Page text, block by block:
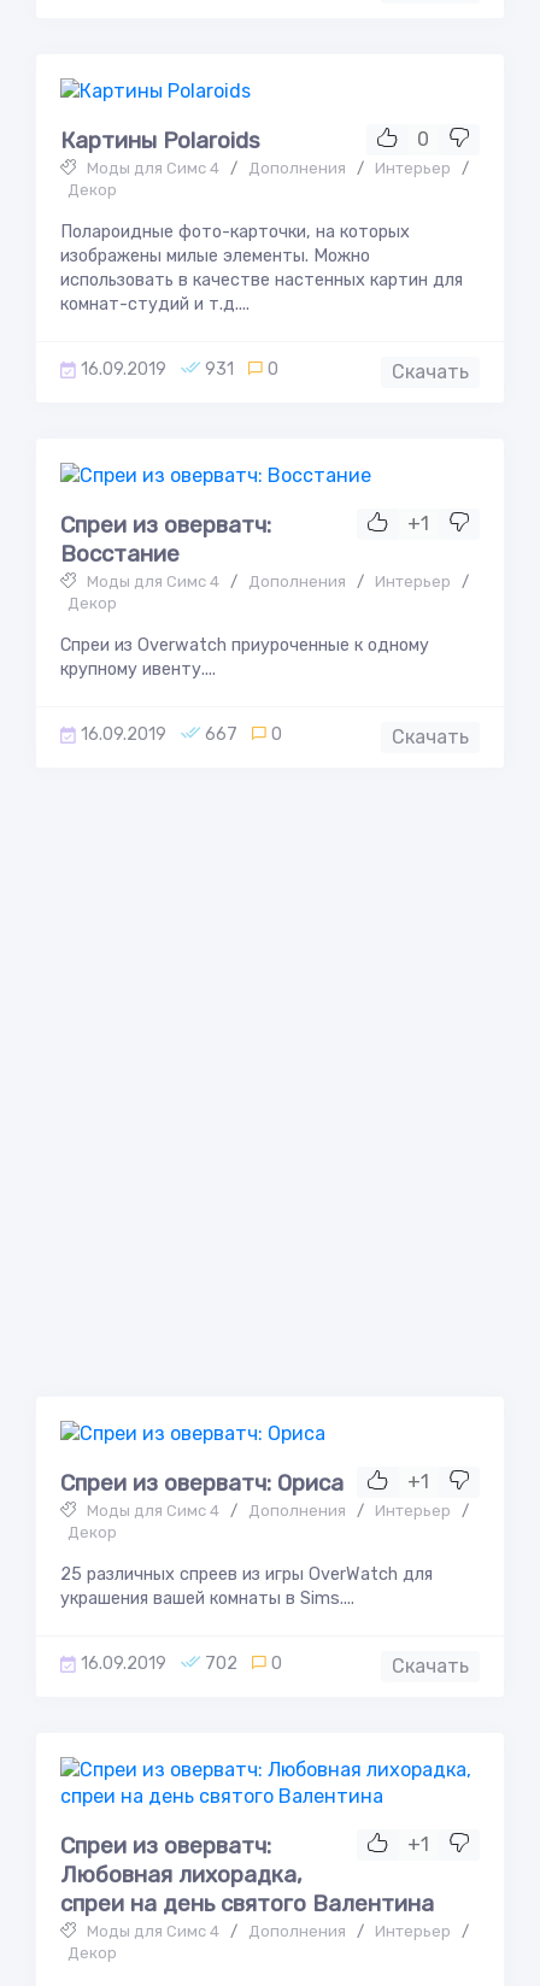
0
Картины Polaroids
Моды для Симс 4 / Дополнения / Интерьер
/
Декор
Полароидные фото-карточки, на которых
изображены милые элементы. Можно
использовать в качестве настенных картин для
комнат-студий и т.д....
16.09.2019 931 0 Скачать
+1
Спреи из оверватч:
Восстание
Моды для Симс 4 / Дополнения / Интерьер
/
Декор
Спреи из Overwatch приуроченные к одному
крупному ивенту....
16.09.2019 667 0 Скачать
+1
Спреи из оверватч: Ориса
Моды для Симс 4 / Дополнения / Интерьер
/
Декор
25 различных спреев из игры OverWatch для
украшения вашей комнаты в Sims....
16.09.2019 702 0 Скачать
+1
Спреи из оверватч:
Любовная лихорадка,
спреи на день святого Валентина
Моды для Симс 4 / Дополнения / Интерьер
/
Декор